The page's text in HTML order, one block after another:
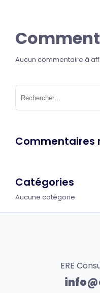
Aucun commentaire à
Commentaires
Catégories
Aucune catégorie
ERE